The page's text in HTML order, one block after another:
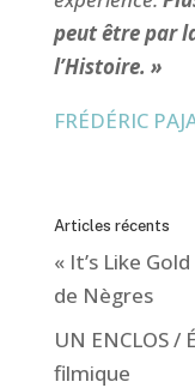
peut être par
l’Histoire. »
FRÉDÉRIC
Articles récents
« It’s Like
de Nègres
UN ENCLOS /
filmique